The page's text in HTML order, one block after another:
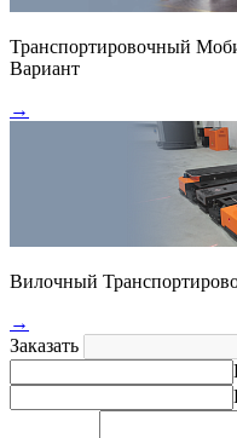
Транспортировочный
Вариант
→
Вилочный
→
Заказать